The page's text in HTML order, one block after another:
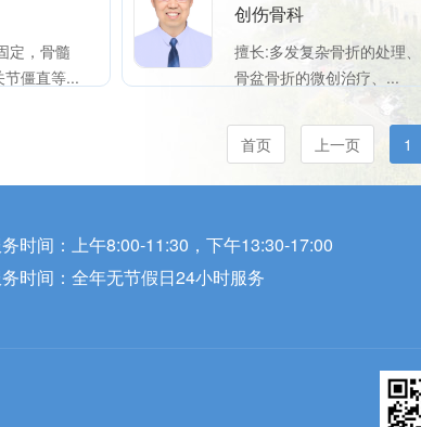
定，骨髓
节僵直等...
创伤骨科
擅长:多发复杂骨折的处理、
骨盆骨折的微创治疗、...
首页 上一页 1
时间：上午8:00-11:30，下午13:30-17:00
时间：全年无节假日24小时服务